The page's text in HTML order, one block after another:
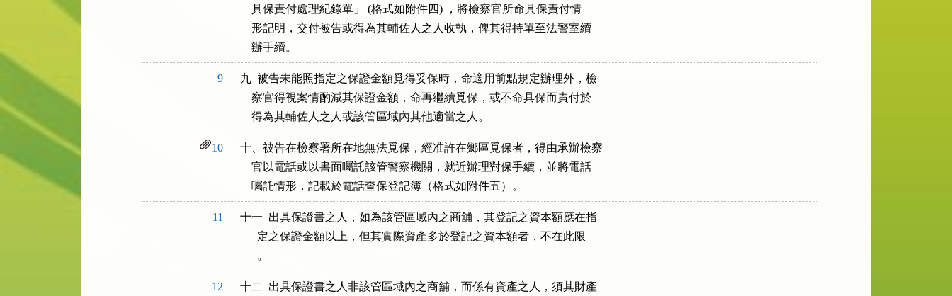
    具保責付處理紀錄單」 (格式如附件四) ，將檢察官所命具保責付情
    形記明，交付被告或得為其輔佐人之人收執，俾其得持單至法警室續
    辦手續。
9
九  被告未能照指定之保證金額覓得妥保時，命適用前點規定辦理外，檢
    察官得視案情酌減其保證金額，命再繼續覓保，或不命具保而責付於
    得為其輔佐人之人或該管區域內其他適當之人。
10
十、被告在檢察署所在地無法覓保，經准許在鄉區覓保者，得由承辦檢察
    官以電話或以書面囑託該管警察機關，就近辦理對保手續，並將電話
    囑託情形，記載於電話查保登記簿（格式如附件五）。
11
十一  出具保證書之人，如為該管區域內之商舖，其登記之資本額應在指
      定之保證金額以上，但其實際資產多於登記之資本額者，不在此限
      。
12
十二  出具保證書之人非該管區域內之商舖，而係有資產之人，須其財產